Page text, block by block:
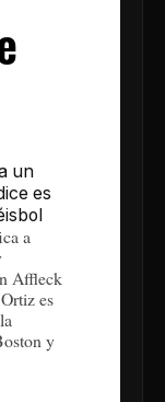
a
Affleck
es
y